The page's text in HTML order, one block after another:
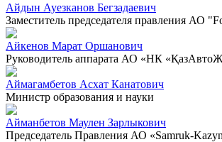
Айдын Ауезканов Бегзадаевич
Заместитель председателя правления АО
Айкенов Марат Оршанович
Руководитель аппарата АО «НК
Аймагамбетов Асхат Канатович
Министр образования и науки
Айманбетов Маулен Зарлыкович
Председатель Правления АО «Samruk-